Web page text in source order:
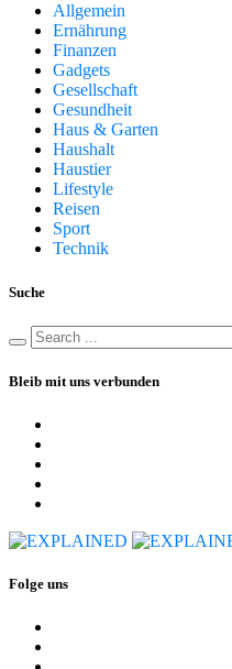
Allgemein
Ernährung
Finanzen
Gadgets
Gesellschaft
Gesundheit
Haus & Garten
Haushalt
Haustier
Lifestyle
Reisen
Sport
Technik
Suche
Bleib mit uns verbunden
Folge uns